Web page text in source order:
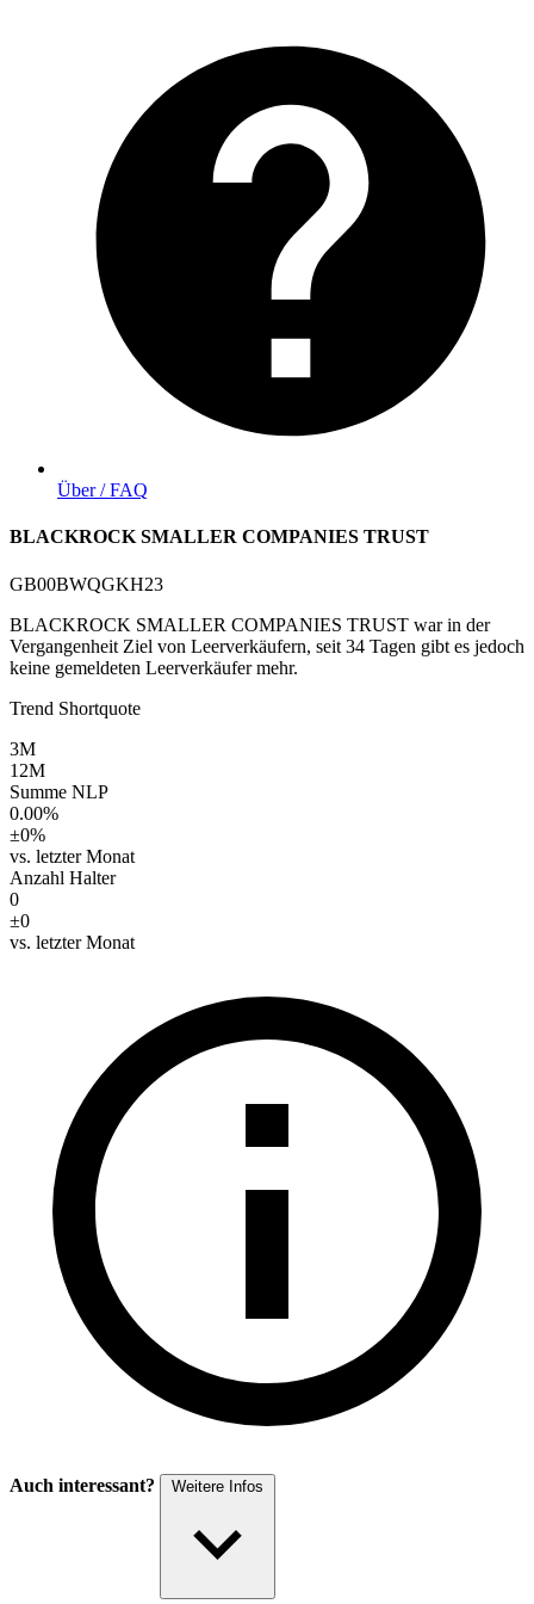
Über / FAQ
BLACKROCK SMALLER COMPANIES TRUST
GB00BWQGKH23
BLACKROCK SMALLER COMPANIES TRUST war in der
Vergangenheit Ziel von Leerverkäufern, seit 34 Tagen gibt es jedoch
keine gemeldeten Leerverkäufer mehr.
Trend Shortquote
3M
12M
Summe NLP
0.00%
±0%
vs. letzter Monat
Anzahl Halter
0
±0
vs. letzter Monat
Auch interessant?